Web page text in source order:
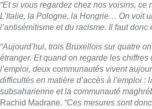
“Et si vous regardez chez nos voisins, ce
L’Italie, la Pologne, la Hongrie… On voit
l’antisémitisme et du racisme. Il faut donc
“Aujourd’hui, trois Bruxellois sur quatre
étranger. Et quand on regarde les
l’emploi, deux communautés vivent
difficultés en matière d’accès à l’emploi :
subsaharienne et la communauté
Rachid Madrane. “Ces mesures sont